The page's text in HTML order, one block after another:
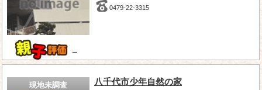
－
0479-22-3315
現地未調査 八千代市少年自然の家